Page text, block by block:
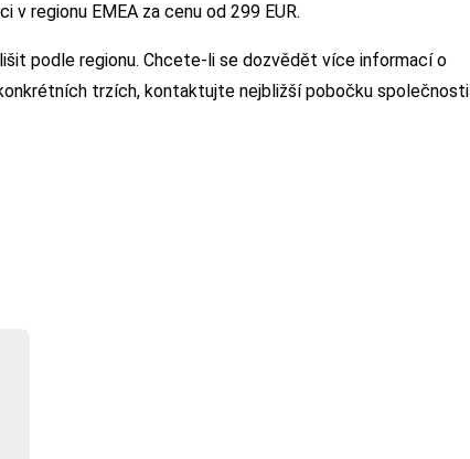
v regionu EMEA za cenu od 299 EUR.
podle regionu. Chcete-li se dozvědět více informací o
trzích, kontaktujte nejbližší pobočku společnosti